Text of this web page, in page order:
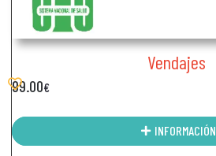
Vendajes
99.00€
INFORMACIÓN